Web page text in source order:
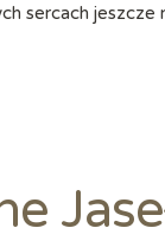
sercach jeszcze